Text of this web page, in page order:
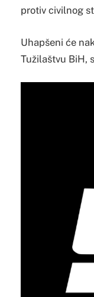
protiv civilnog
Uhapšeni će
Tužilaštvu BiH,